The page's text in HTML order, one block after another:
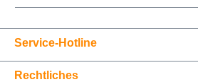
Service-Hotline
Rechtliches